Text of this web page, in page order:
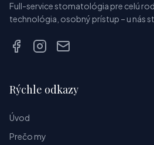
Full-service stomatológia pre celú
technológia, osobný prístup – u nás
Rýchle odkazy
Úvod
Prečo my